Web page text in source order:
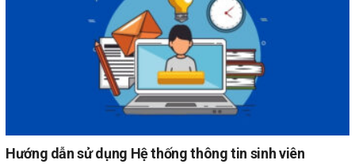
Hướng dẫn sử dụng Hệ thống thông tin sinh viên